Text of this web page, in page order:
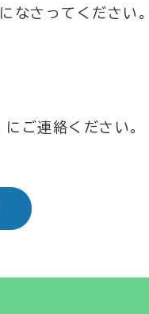
なさってください。
ご連絡ください。